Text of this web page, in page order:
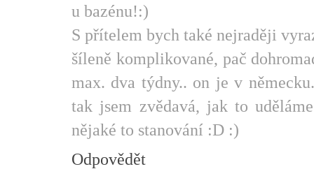
u bazénu!:)
S přítelem bych také nejraději
šíleně komplikované, pač
max. dva týdny.. on je v
tak jsem zvědavá, jak to
nějaké to stanování :D :)
Odpovědět